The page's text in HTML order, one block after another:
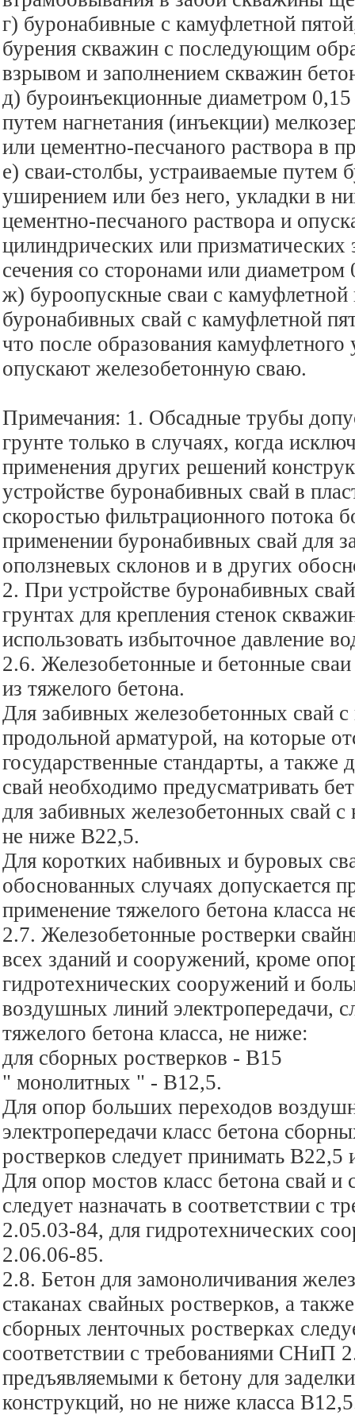
г) буронабивные с камуфлетной
бурения скважин с последующим
взрывом и заполнением скважин
д) буроинъекционные диаметром
путем нагнетания (инъекции)
или цементно-песчаного раствора в
е) сваи-столбы, устраиваемые путем
уширением или без него, укладки в
цементно-песчаного раствора и
цилиндрических или
сечения со сторонами или диаметром
ж) буроопускные сваи с
буронабивных свай с камуфлетной
что после образования
опускают железобетонную сваю.
Примечания: 1. Обсадные трубы
грунте только в случаях, когда
применения других решений
устройстве буронабивных свай в
скоростью фильтрационного потока
применении буронабивных свай для
оползневых склонов и в других
2. При устройстве буронабивных
грунтах для крепления стенок
использовать избыточное давление
2.6. Железобетонные и бетонные сваи
из тяжелого бетона.
Для забивных железобетонных свай с
продольной арматурой, на которые
государственные стандарты, а
свай необходимо предусматривать
для забивных железобетонных свай с
не ниже В22,5.
Для коротких набивных и буровых
обоснованных случаях допускается
применение тяжелого бетона класса
2.7. Железобетонные ростверки
всех зданий и сооружений, кроме
гидротехнических сооружений и
воздушных линий электропередачи,
тяжелого бетона класса, не ниже:
для сборных ростверков - В15
" монолитных " - В12,5.
Для опор больших переходов
электропередачи класс бетона
ростверков следует принимать В22,5
Для опор мостов класс бетона свай и
следует назначать в соответствии с
2.05.03-84, для гидротехнических
2.06.06-85.
2.8. Бетон для замоноличивания
стаканах свайных ростверков, а
сборных ленточных ростверках
соответствии с требованиями СНиП
предъявляемыми к бетону для
конструкций, но не ниже класса